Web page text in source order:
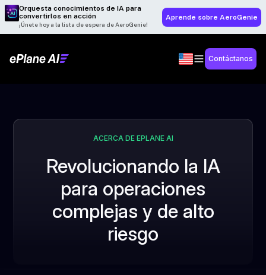
Orquesta conocimientos de IA para
convertirlos en acción
¡Únete hoy a la lista de espera de AeroGenie!
Aprende sobre AeroGenie
Contáctanos
ACERCA DE EPLANE AI
Revolucionando la IA
para operaciones
complejas y de alto
riesgo